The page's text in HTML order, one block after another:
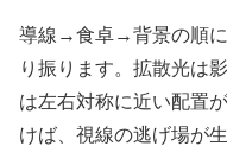
導線→食卓→背景の順に
り振ります。拡散光は
は左右対称に近い配置
けば、視線の逃げ場が